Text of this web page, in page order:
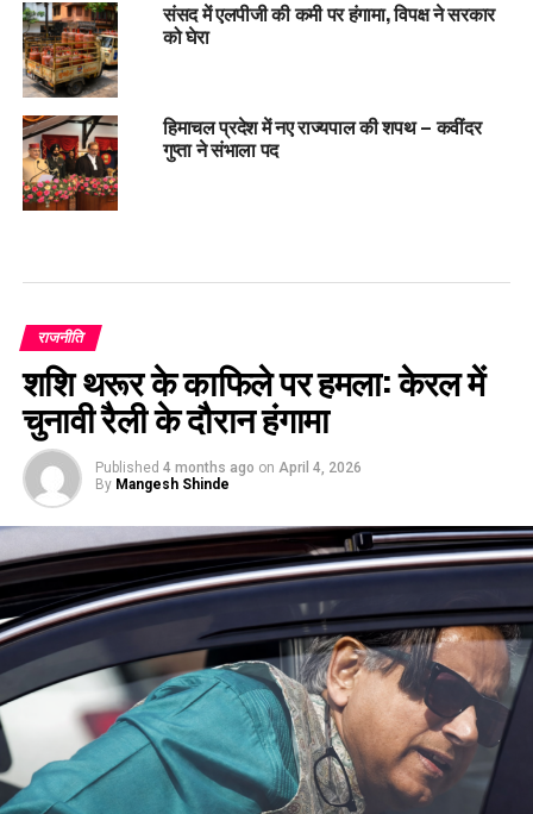
संसद में एलपीजी की कमी पर हंगामा, विपक्ष ने सरकार
को घेरा
हिमाचल प्रदेश में नए राज्यपाल की शपथ – कवींदर
गुप्ता ने संभाला पद
राजनीति
शशि थरूर के काफिले पर हमला: केरल में
चुनावी रैली के दौरान हंगामा
Published 4 months ago on April 4, 2026
By Mangesh Shinde